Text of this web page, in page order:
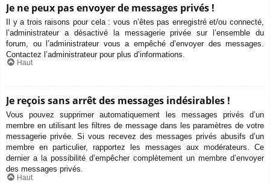
Je ne peux pas envoyer de messages privés !
Il y a trois raisons pour cela : vous n’êtes pas enregistré et/ou connecté,
l’administrateur a désactivé la messagerie privée sur l’ensemble du
forum, ou l’administrateur vous a empêché d’envoyer des messages.
Contactez l’administrateur pour plus d’informations.
Haut
Je reçois sans arrêt des messages indésirables !
Vous pouvez supprimer automatiquement les messages privés d’un
membre en utilisant les filtres de message dans les paramètres de votre
messagerie privée. Si vous recevez des messages privés abusifs d’un
membre en particulier, rapportez les messages aux modérateurs. Ce
dernier a la possibilité d’empêcher complètement un membre d’envoyer
des messages privés.
Haut